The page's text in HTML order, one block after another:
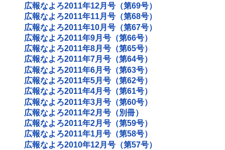
広報なよろ2011年12月号（第69号）
広報なよろ2011年11月号（第68号）
広報なよろ2011年10月号（第67号）
広報なよろ2011年9月号（第66号）
広報なよろ2011年8月号（第65号）
広報なよろ2011年7月号（第64号）
広報なよろ2011年6月号（第63号）
広報なよろ2011年5月号（第62号）
広報なよろ2011年4月号（第61号）
広報なよろ2011年3月号（第60号）
広報なよろ2011年2月号（別冊）
広報なよろ2011年2月号（第59号）
広報なよろ2011年1月号（第58号）
広報なよろ2010年12月号（第57号）